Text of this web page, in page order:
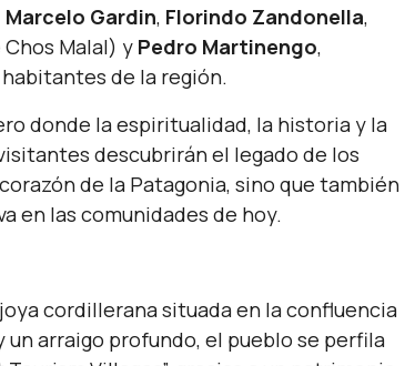
Marcelo Gardin, Florindo Zandonella,
Malal) y Pedro Martinengo,
de la región.
donde la espiritualidad, la historia y la
descubrirán el legado de los
de la Patagonia, sino que también
en las comunidades de hoy.
cordillerana situada en la confluencia
un arraigo profundo, el pueblo se perfila